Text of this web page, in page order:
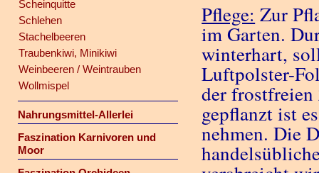
Scheinquitte
Schlehen
Stachelbeeren
Traubenkiwi, Minikiwi
Weinbeeren / Weintrauben
Wollmispel
Nahrungsmittel-Allerlei
Faszination Karnivoren und
Moor
Pflege: Zur
im Garten.
winterhart,
Luftpolster-
der frostfreien
gepflanzt ist
nehmen. Die